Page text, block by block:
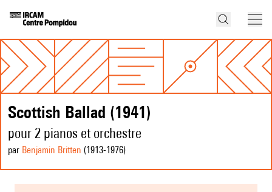
Scottish Ballad (1941)
pour 2 pianos et orchestre
par Benjamin Britten (1913-1976)